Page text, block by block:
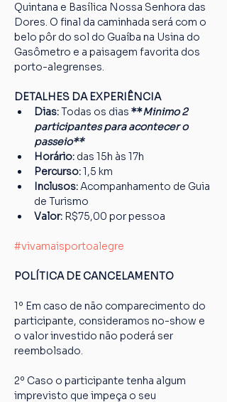
Quintana e Basílica Nossa Senhora das
Dores. O final da caminhada será com o
belo pôr do sol do Guaíba na Usina do
Gasômetro e a paisagem favorita dos
porto-alegrenses.
DETALHES DA EXPERIÊNCIA
Dias: Todas os dias **Minimo 2
participantes para acontecer o
passeio**
Horário: das 15h às 17h
Percurso: 1,5 km
Inclusos: Acompanhamento de Guia
de Turismo
Valor: R$75,00 por pessoa
#vivamaisportoalegre
POLÍTICA DE CANCELAMENTO
1º Em caso de não comparecimento do
participante, consideramos no-show e
o valor investido não poderá ser
reembolsado.
2º Caso o participante tenha algum
imprevisto que impeça o seu